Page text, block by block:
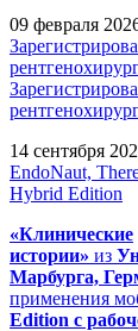
09 февраля
14 сентября
EndoNaut,
Hybrid Edition
«Клинические
истории» из
Марбурга,
применения
Edition с